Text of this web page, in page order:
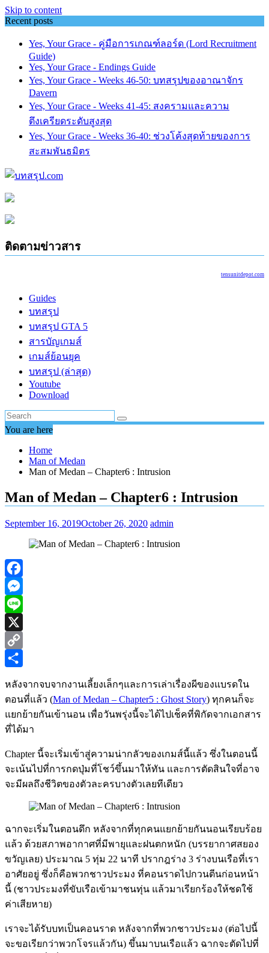
Skip to content
Recent posts
Yes, Your Grace - คู่มือการเกณฑ์ลอร์ด (Lord Recruitment
Guide)
Yes, Your Grace - Endings Guide
Yes, Your Grace - Weeks 46-50: บทสรุปของอาณาจักร
Davern
Yes, Your Grace - Weeks 41-45: สงครามและความ
ตึงเครียดระดับสูงสุด
Yes, Your Grace - Weeks 36-40: ช่วงโค้งสุดท้ายของการ
สะสมพันธมิตร
ติดตามข่าวสาร
tensunitdepot.com
Guides
บทสรุป
บทสรุป GTA 5
สารบัญเกมส์
เกมส์ย้อนยุค
บทสรุป (ล่าสุด)
Youtube
Download
You are here
Home
Man of Medan
Man of Medan – Chapter6 : Intrusion
Man of Medan – Chapter6 : Intrusion
September 16, 2019October 26, 2020 admin
Facebook
Messenger
Line
X
Copy
หลังจากจบจากงานเลี้ยงเล็กๆและการเล่าเรื่องผีของแบรดใน
ตอนที่แล้ว (Man of Medan – Chapter5 : Ghost Story) ทุกคนก็จะ
แยกย้ายกันเข้านอน เพื่อวันพรุ่งนี้จะได้ไปเช็คที่พิกัดจากเอกสาร
ที่ได้มา
Chapter นี้จะเริ่มเข้าสู่ความน่ากลัวของเกมส์นี้แล้ว ซึ่งในตอนนี้
จะเน้นไปที่การกดปุ่มที่โชว์ขึ้นมาให้ทัน และการตัดสินใจที่อาจ
จะมีผลถึงชีวิตของตัวละครบางตัวเลยทีเดียว
ฉากจะเริ่มในตอนดึก หลังจากที่ทุกคนแยกย้ายกันนอนเรียบร้อย
แล้ว ด้วยสภาพอากาศที่มีพายุและฝนตกหนัก (บรรยากาศสยอง
ขวัญเลย) ประมาณ 5 ทุ่ม 22 นาที ปรากฎร่าง 3 ร่างบนเรือที่เรา
อาศัยอยู่ ซึ่งก็คือพวกชาวประมง ที่คอนราดไปกวนตีนก่อนหน้า
นี้ (ชาวประมงที่ขับเรือเข้ามาชนทุ่น แล้วมาเรียกร้องให้ชดใช้
ค่าเสียหาย)
เราจะได้รับบทเป็นคอนราด หลังจากที่พวกชาวประมง (ต่อไปนี้
จะขอเรียกว่าพวกโจรแล้วกัน) ขึ้นมาบนเรือแล้ว ฉากจะตัดไปที่